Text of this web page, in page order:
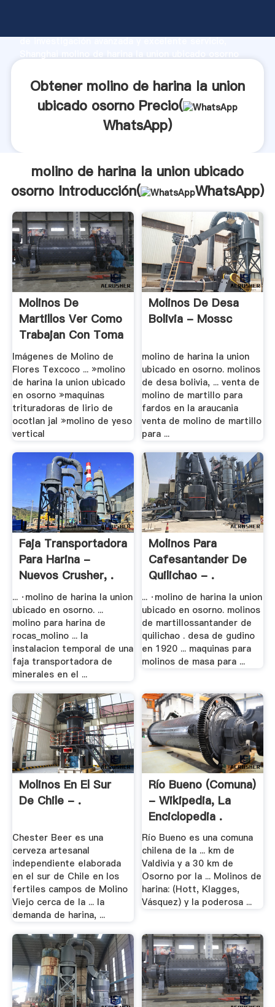
de investigación avanzada y excelente servicio,
clientes.
Obtener molino de harina la union
ubicado osorno Precio(
WhatsApp)
molino de harina la union ubicado
osorno Introducción(
WhatsApp)
Molinos De
Martillos Ver Como
Trabajan Con Toma
.
Imágenes de Molino de
Flores Texcoco ... »molino
de harina la union ubicado
en osorno »maquinas
trituradoras de lirio de
ocotlan jal »molino de yeso
vertical
Molinos De Desa
Bolivia - Mossc
molino de harina la union
ubicado en osorno. molinos
de desa bolivia, ... venta de
molino de martillo para
fardos en la araucania
venta de molino de martillo
para ...
Faja Transportadora
Para Harina -
Nuevos Crusher, .
... ·molino de harina la union
ubicado en osorno. ...
molino para harina de
rocas_molino ... la
instalacion temporal de una
faja transportadora de
minerales en el ...
Molinos Para
Cafesantander De
Quilichao - .
... ·molino de harina la union
ubicado en osorno. molinos
de martillossantander de
quilichao . desa de gudino
en 1920 ... maquinas para
molinos de masa para ...
Molinos En El Sur
De Chile - .
Chester Beer es una
cerveza artesanal
independiente elaborada
en el sur de Chile en los
fertiles campos de Molino
Viejo cerca de la ... la
demanda de harina, ...
Río Bueno (comuna)
- Wikipedia, La
Enciclopedia .
Río Bueno es una comuna
chilena de la ... km de
Valdivia y a 30 km de
Osorno por la ... Molinos de
harina: (Hott, Klagges,
Vásquez) y la poderosa ...